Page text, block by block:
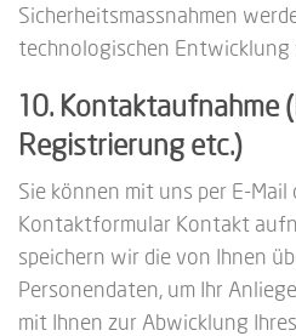
Sicherheitsmassnahmen
technologischen
10. Kontaktaufnahme
Registrierung etc.)
Sie können mit uns per E-Mail
Kontaktformular Kontakt
speichern wir die von Ihnen
Personendaten, um Ihr
mit Ihnen zur Abwicklung